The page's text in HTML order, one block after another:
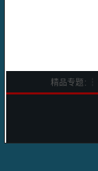
精品专题: ┆